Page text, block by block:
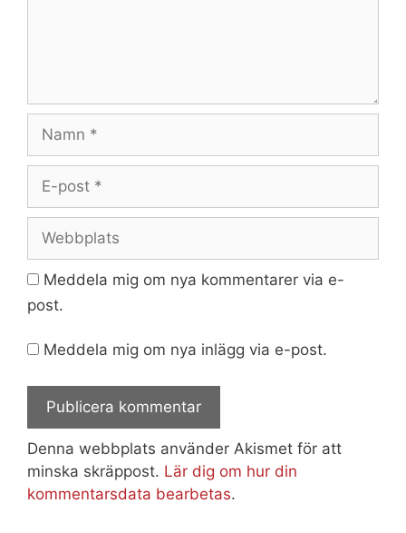
Namn
Webbplats
Meddela mig om nya kommentarer via e-
post.
Meddela mig om nya inlägg via e-post.
Denna webbplats använder Akismet för att
minska skräppost. Lär dig om hur din
kommentarsdata bearbetas.